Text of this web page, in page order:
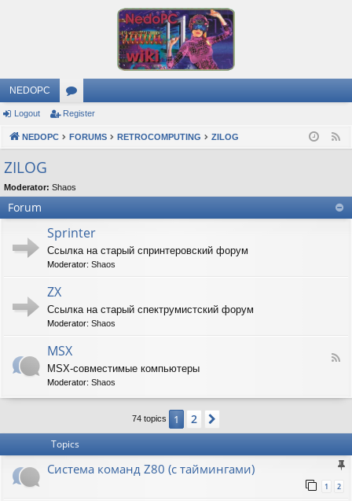
NEDOPC
or
u
s
Logout Register
NEDOPC FORUMS RETROCOMPUTING ZILOG
ZILOG
Moderator: Shaos
Forum
Sprinter
Ссылка на старый спринтеровский форум
Moderator: Shaos
ZX
Ссылка на старый спектрумистский форум
Moderator: Shaos
F
S
MSX
MSX-совместимые компьютеры
Moderator: Shaos
74 topics 1 2
Topics
Система команд Z80 (с таймингами)
1 2